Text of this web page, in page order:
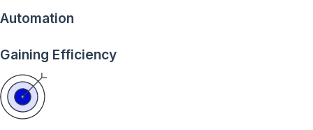
Automation
Gaining Efficiency